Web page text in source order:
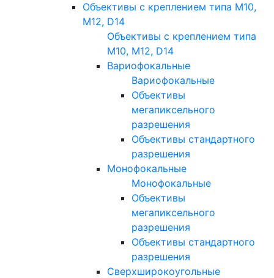
Объективы с креплением типа M10,
M12, D14
Объективы с креплением типа
M10, M12, D14
Вариофокальные
Вариофокальные
Объективы
мегапиксельного
разрешения
Объективы стандартного
разрешения
Монофокальные
Монофокальные
Объективы
мегапиксельного
разрешения
Объективы стандартного
разрешения
Сверхширокоугольные